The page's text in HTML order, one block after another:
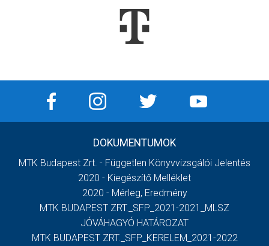
DOKUMENTUMOK
MTK Budapest Zrt. - Független Könyvvizsgálói Jelentés
2020 - Kiegészítő Melléklet
2020 - Mérleg, Eredmény
MTK BUDAPEST ZRT._SFP_2021-2021_MLSZ
JÓVÁHAGYÓ HATÁROZAT
MTK BUDAPEST ZRT._SFP_KERELEM_2021-2022